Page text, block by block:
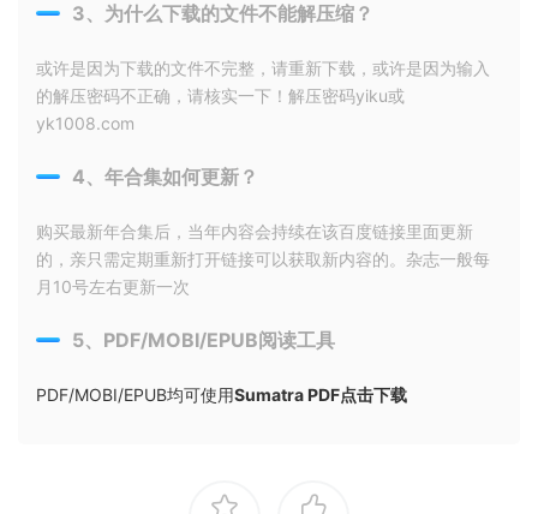
3、为什么下载的文件不能解压缩？
或许是因为下载的文件不完整，请重新下载，或许是因为输入
的解压密码不正确，请核实一下！解压密码yiku或
yk1008.com
4、年合集如何更新？
购买最新年合集后，当年内容会持续在该百度链接里面更新
的，亲只需定期重新打开链接可以获取新内容的。杂志一般每
月10号左右更新一次
5、PDF/MOBI/EPUB阅读工具
PDF/MOBI/EPUB均可使用Sumatra PDF点击下载